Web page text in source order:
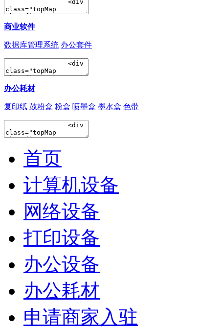
商业软件
数据库管理系统 办公套件
办公耗材
复印纸 鼓粉盒 粉盒 喷墨盒 墨水盒 色带
首页
计算机设备
网络设备
打印设备
办公设备
办公耗材
申请商家入驻